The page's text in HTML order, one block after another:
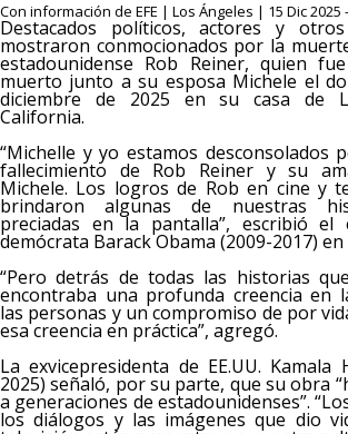
Con información de EFE | Los Ángeles | 15 Dic 2025
Destacados políticos, actores y
mostraron conmocionados por la
estadounidense Rob Reiner, quien
muerto junto a su esposa Michele el
diciembre de 2025 en su casa de
California.
“Michelle y yo estamos desconsolados
fallecimiento de Rob Reiner y su
Michele. Los logros de Rob en cine y
brindaron algunas de nuestras
preciadas en la pantalla”, escribió el
demócrata Barack Obama (2009-2017) en
“Pero detrás de todas las historias
encontraba una profunda creencia en
las personas y un compromiso de por
esa creencia en práctica”, agregó.
La exvicepresidenta de EE.UU. Kamala
2025) señaló, por su parte, que su obra
a generaciones de estadounidenses”.
los diálogos y las imágenes que dio